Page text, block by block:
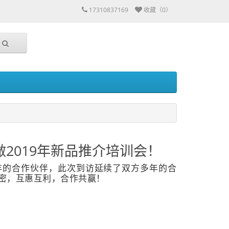
17310837169 收藏（0）
年新品推介培训会！
合作伙伴，此次到访延续了双方多年的合
互惠互利，合作共赢！